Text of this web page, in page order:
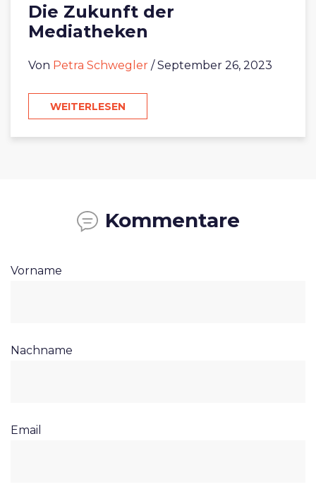
Die Zukunft der
Mediatheken
Von Petra Schwegler / September 26, 2023
WEITERLESEN
Kommentare
Vorname
Nachname
Email